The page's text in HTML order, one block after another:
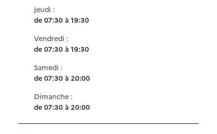
Jeudi :
de 07:30 à 19:30
Vendredi :
de 07:30 à 19:30
Samedi :
de 07:30 à 20:00
Dimanche :
de 07:30 à 20:00